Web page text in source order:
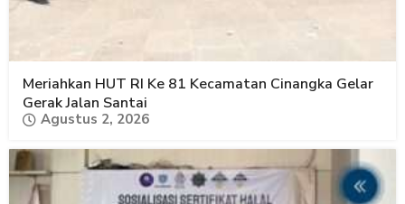
Meriahkan HUT RI Ke 81 Kecamatan Cinangka Gelar
Gerak Jalan Santai
Agustus 2, 2026